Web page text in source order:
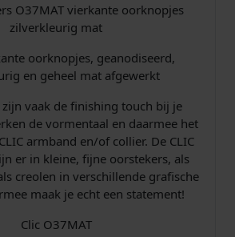
O37MAT vierkante oorknopjes
zilverkleurig mat
oorknopjes, geanodiseerd,
en geheel mat afgewerkt
vaak de finishing touch bij je
de vormentaal en daarmee het
armband en/of collier. De CLIC
er in kleine, fijne oorstekers, als
creolen in verschillende grafische
maak je echt een statement!
Clic O37MAT